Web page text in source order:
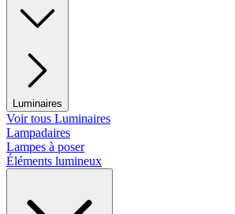
Luminaires
Voir tous Luminaires
Lampadaires
Lampes à poser
Éléments lumineux